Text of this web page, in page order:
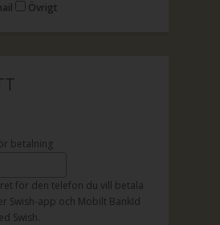
Övrigt
betalning
för den telefon du vill betala
Swish-app och Mobilt BankId
Swish.